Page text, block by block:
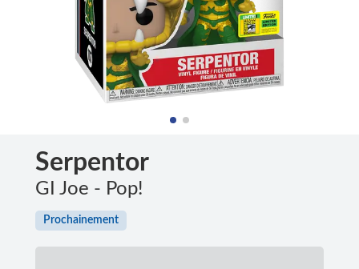
Serpentor
GI Joe - Pop!
Prochainement